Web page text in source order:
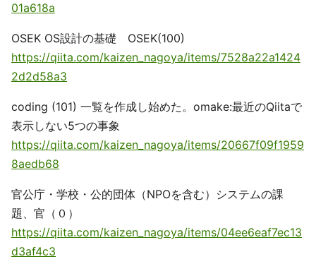
01a618a
OSEK OS設計の基礎 OSEK(100)
https://qiita.com/kaizen_nagoya/items/7528a22a1424
2d2d58a3
coding (101) 一覧を作成し始めた。omake:最近のQiitaで
表示しない5つの事象
https://qiita.com/kaizen_nagoya/items/20667f09f1959
8aedb68
官公庁・学校・公的団体（NPOを含む）システムの課
題、官（０）
https://qiita.com/kaizen_nagoya/items/04ee6eaf7ec13
d3af4c3